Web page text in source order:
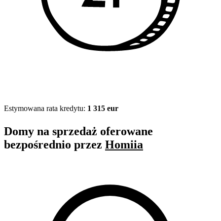
Estymowana rata kredytu: 1 315 eur
Domy na sprzedaż oferowane
bezpośrednio przez Homiia